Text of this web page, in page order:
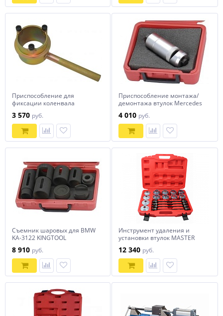
Приспособление для
фиксации коленвала
3 570 руб.
Приспособление монтажа/
демонтажа втулок Mercedes
4 010 руб.
Съемник шаровых для BMW
KA-3122 KINGTOOL
8 910 руб.
Инструмент удаления и
установки втулок MASTER
12 340 руб.